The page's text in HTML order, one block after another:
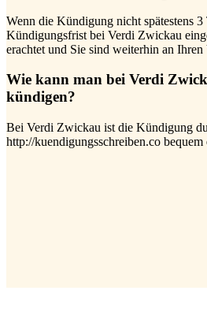
Wenn die Kündigung nicht spätestens
Kündigungsfrist bei Verdi Zwickau
erachtet und Sie sind weiterhin an Ihren
Wie kann man bei Verdi
kündigen?
Bei Verdi Zwickau ist die Kündigung
http://kuendigungsschreiben.co